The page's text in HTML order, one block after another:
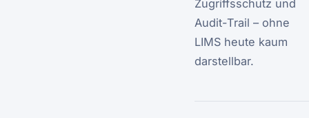
Zugriffsschutz und
Audit-Trail – ohne
LIMS heute kaum
darstellbar.